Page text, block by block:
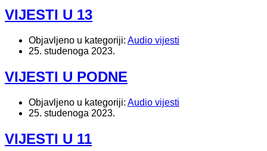
VIJESTI U 13
Objavljeno u kategoriji: Audio vijesti
25. studenoga 2023.
VIJESTI U PODNE
Objavljeno u kategoriji: Audio vijesti
25. studenoga 2023.
VIJESTI U 11